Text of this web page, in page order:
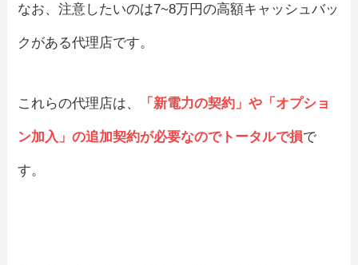
なお、注意したいのは7~8万円の高額キャッシュバッ
クがある代理店です。
これらの代理店は、 「新電力の契約」や「オプショ
ン加入」の追加契約が必要なのでトータルで損で
す。